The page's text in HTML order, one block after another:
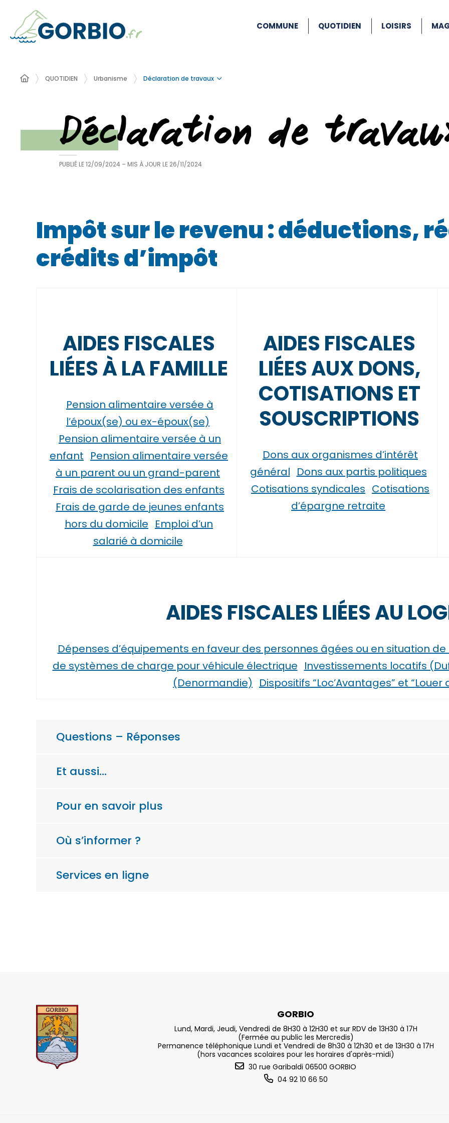
COMMUNE QUOTIDIEN LOISIRS
QUOTIDIEN Urbanisme Déclaration de travaux
Déclaration de
PUBLIÉ LE12/09/2024 – MIS À JOUR LE 26/11/2024
Impôt sur le revenu : déductions,
crédits d’impôt
AIDES FISCALES
LIÉES À LA FAMILLE
Pension alimentaire versée à
l’époux(se) ou ex-époux(se)
Pension alimentaire versée à un
enfant Pension alimentaire versée
à un parent ou un grand-parent
Frais de scolarisation des enfants
Frais de garde de jeunes enfants
hors du domicile Emploi d’un
salarié à domicile
AIDES FISCALES
LIÉES AUX DONS,
COTISATIONS ET
SOUSCRIPTIONS
Dons aux organismes d’intérêt
général Dons aux partis politiques
Cotisations syndicales Cotisations
d’épargne retraite
AIDES FISCALES LIÉES AU
Dépenses d’équipements en faveur des personnes âgées ou en situation
de systèmes de charge pour véhicule électrique Investissements locatifs
(Denormandie)
Dispositifs “Loc’Avantages” et
Questions – Réponses
Et aussi…
Pour en savoir plus
Où s’informer ?
Services en ligne
GORBIO
Lund, Mardi, Jeudi, Vendredi de 8H30 à 12H30 et sur RDV de 13H30 à 17H
(Fermée au public les Mercredis)
Permanence téléphonique Lundi et Vendredi de 8h30 à 12h30 et de 13H30 à 17H
(hors vacances scolaires pour les horaires d'après-midi)
30 rue Garibaldi 06500 GORBIO
04 92 10 66 50